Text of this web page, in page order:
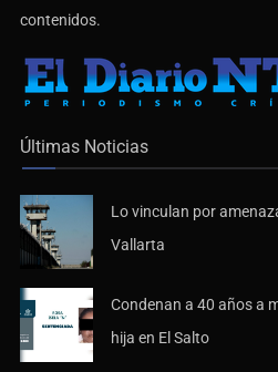
contenidos.
Últimas Noticias
Lo vinculan por
Vallarta
Condenan a 40 años a
hija en El Salto